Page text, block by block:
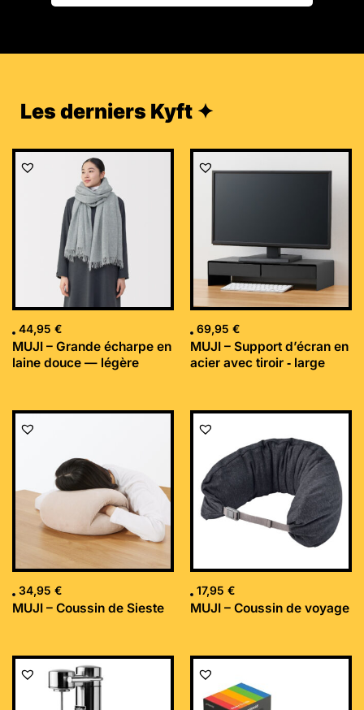
Les derniers Kyft ✦
44,95 €
MUJI – Grande écharpe en
laine douce — légère
69,95 €
MUJI – Support d’écran en
acier avec tiroir ‐ large
34,95 €
MUJI – Coussin de Sieste
17,95 €
MUJI – Coussin de voyage
Le
initial
était :
Le